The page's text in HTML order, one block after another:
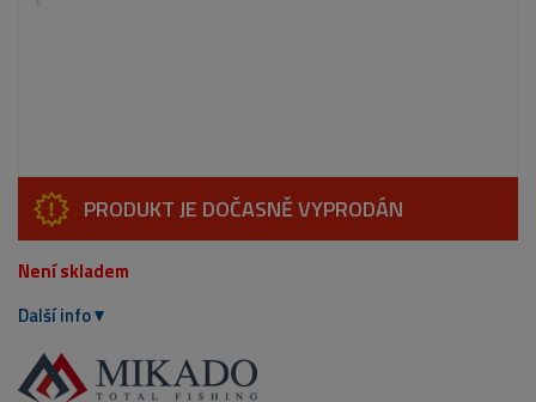
PRODUKT JE DOČASNĚ VYPRODÁN
Není skladem
Další info